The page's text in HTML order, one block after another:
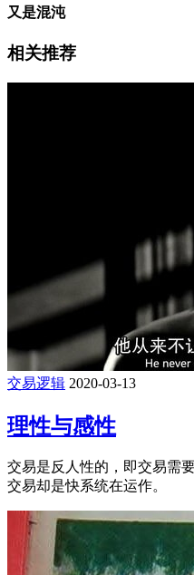
又是混沌
相关推荐
交易逻辑 2020-03-13
理性与感性
交易是反人性的，即交易需
交易却是快系统在运作​。